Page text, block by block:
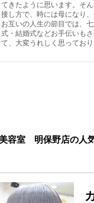
てきたように思います。そ
接し方で、時には母になり
お互いの人生の節目では、
式・結婚式などお手伝いも
て、大変うれしく思ってお
容室 明保野店の人